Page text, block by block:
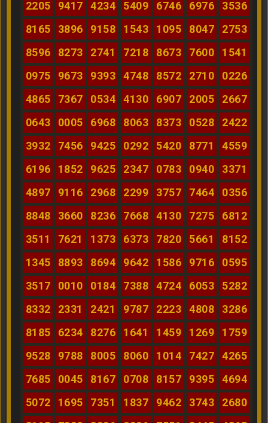
2205 9417 4234 5409 6746 6976
3536
8165
3896 9158 1543 1095 8047
2753
8596
8273 2741 7218 8673 7600
1541
0975
9673 9393 4748 8572 2710
0226
4865
7367 0534 4130 6907 2005
2667
0643
0005 6968 8063 8373 0528
2422
3932
7456 9425 0292 5420 8771
4559
6196
1852 9625 2347 0783 0940
3371
4897
9116 2968 2299 3757 7464
0356
8848
3660 8236 7668 4130 7275
6812
3511
7621 1373 6373 7820 5661
8152
1345
8893 8694 9642 1586 9716
0595
3517
0010 0184 7388 4724 6053
5282
8332
2331 2421 9787 2223 4808
3286
8185
6234 8276 1641 1459 1269
1759
9528
9788 8005 8060 1014 7427
4265
7685
0045 8167 0708 8157 9395
4694
5072
1695 7351 1837 9462 3743
2680